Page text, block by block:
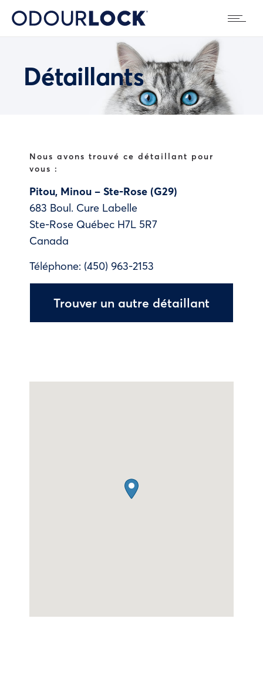
Détaillants
Nous avons trouvé ce détaillant pour
vous :
Pitou, Minou – Ste-Rose (G29)
683 Boul. Cure Labelle
Ste-Rose Québec H7L 5R7
Canada
Téléphone: (450) 963-2153
Trouver un autre détaillant